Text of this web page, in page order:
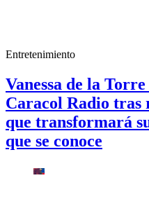
Entretenimiento
Vanessa de la
Caracol Radio tras
que transformará
que se conoce